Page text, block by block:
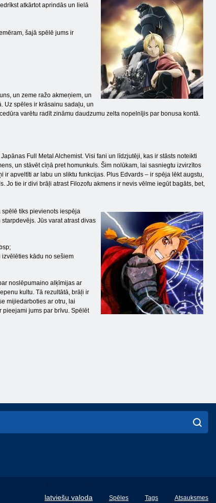
atkārtot aprindās un lielā
šajā spēlē jums ir
un zeme ražo akmeņiem, un
Uz spēles ir krāsainu sadaļu, un
varētu radīt zināmu daudzumu zelta nopelnījis par bonusa kontā.
Full Metal Alchemist. Visi fani un līdzjutēji, kas ir stāsts noteikti
un stāvēt cīņā pret homunkuls. Šim nolūkam, lai sasniegtu izvirzītos
apveltīti ar labu un sliktu funkcijas. Plus Edvards – ir spēja lēkt augstu,
Jo tie ir divi brāļi atrast Filozofu akmens ir nevis vēlme iegūt bagāts, bet,
spēlē tiks pievienots iespēja
Jūs varat atrast divas
kādu no sešiem
noslēpumaino alķīmijas ar
kultu. Tā rezultātā, brāļi ir
mijiedarboties ar otru, lai
pieejami jums par brīvu. Spēlēt
latviešu valoda
English
Spēles Tags Atsauksmes